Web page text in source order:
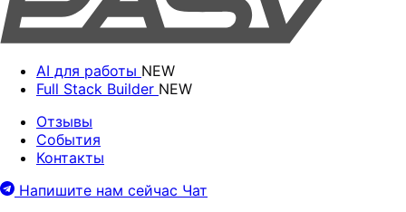
AI для работы NEW
Full Stack Builder NEW
Отзывы
События
Контакты
Напишите нам сейчас Чат